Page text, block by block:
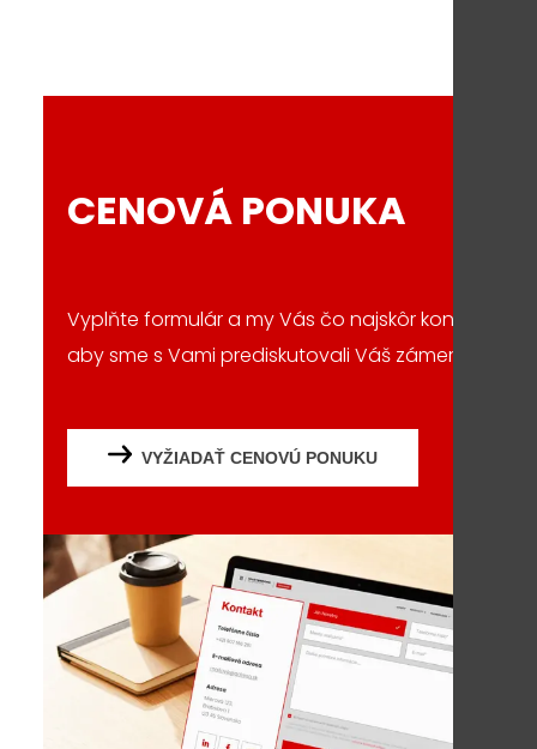
CENOVÁ PONUKA
Vyplňte formulár a my Vás čo najskôr
aby sme s Vami prediskutovali Váš zámer či
VYŽIADAŤ CENOVÚ PONUKU